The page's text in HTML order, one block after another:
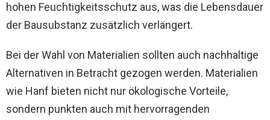
hohen Feuchtigkeitsschutz aus, was die Lebensdauer
der Bausubstanz zusätzlich verlängert.
Bei der Wahl von Materialien sollten auch nachhaltige
Alternativen in Betracht gezogen werden. Materialien
wie Hanf bieten nicht nur ökologische Vorteile,
sondern punkten auch mit hervorragenden